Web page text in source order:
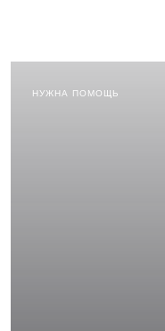
НУЖНА ПОМОЩЬ